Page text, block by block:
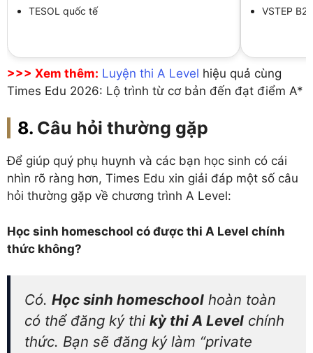
TESOL quốc tế
VSTEP B2
>>> Xem thêm: Luyện thi A Level hiệu quả cùng
Times Edu 2026: Lộ trình từ cơ bản đến đạt điểm A*
Câu hỏi thường gặp
Để giúp quý phụ huynh và các bạn học sinh có cái
nhìn rõ ràng hơn, Times Edu xin giải đáp một số câu
hỏi thường gặp về chương trình A Level:
Học sinh homeschool có được thi A Level chính
thức không?
Có. Học sinh homeschool hoàn toàn
có thể đăng ký thi kỳ thi A Level chính
thức. Bạn sẽ đăng ký làm “private